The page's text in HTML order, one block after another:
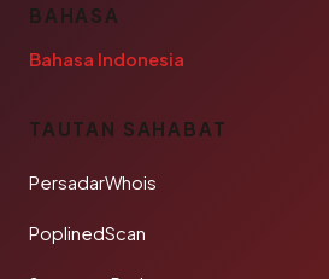
BAHASA
Bahasa Indonesia
TAUTAN SAHABAT
PersadarWhois
PoplinedScan